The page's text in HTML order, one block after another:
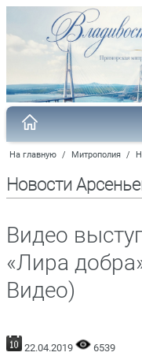
На главную / Митрополия /
Новости
Видео
«Лира
Видео)
22.04.2019
6539